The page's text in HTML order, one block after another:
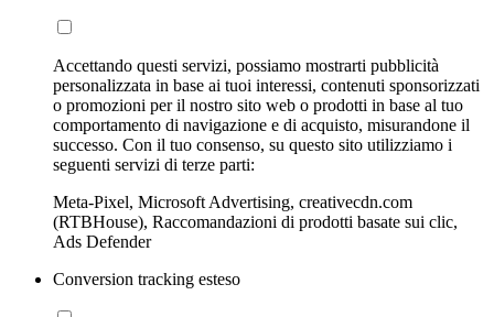
Accettando questi servizi, possiamo mostrarti pubblicità
personalizzata in base ai tuoi interessi, contenuti sponsorizzati
o promozioni per il nostro sito web o prodotti in base al tuo
comportamento di navigazione e di acquisto, misurandone il
successo. Con il tuo consenso, su questo sito utilizziamo i
seguenti servizi di terze parti:
Meta-Pixel, Microsoft Advertising, creativecdn.com
(RTBHouse), Raccomandazioni di prodotti basate sui clic,
Ads Defender
Conversion tracking esteso